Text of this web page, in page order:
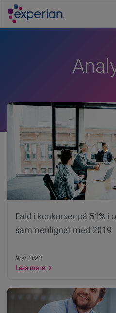
Fald i konkurser på 51% i
sammenlignet med 2019
Nov. 2020
Læs mere